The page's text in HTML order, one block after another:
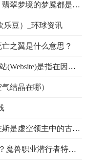
的梦魇都是什么意思？
乐豆）_环球资讯
之翼是什么意思？
是指在因特网上怎样？
结晶在哪）
虚空领主中的古神？
业潜行者特点是什么？